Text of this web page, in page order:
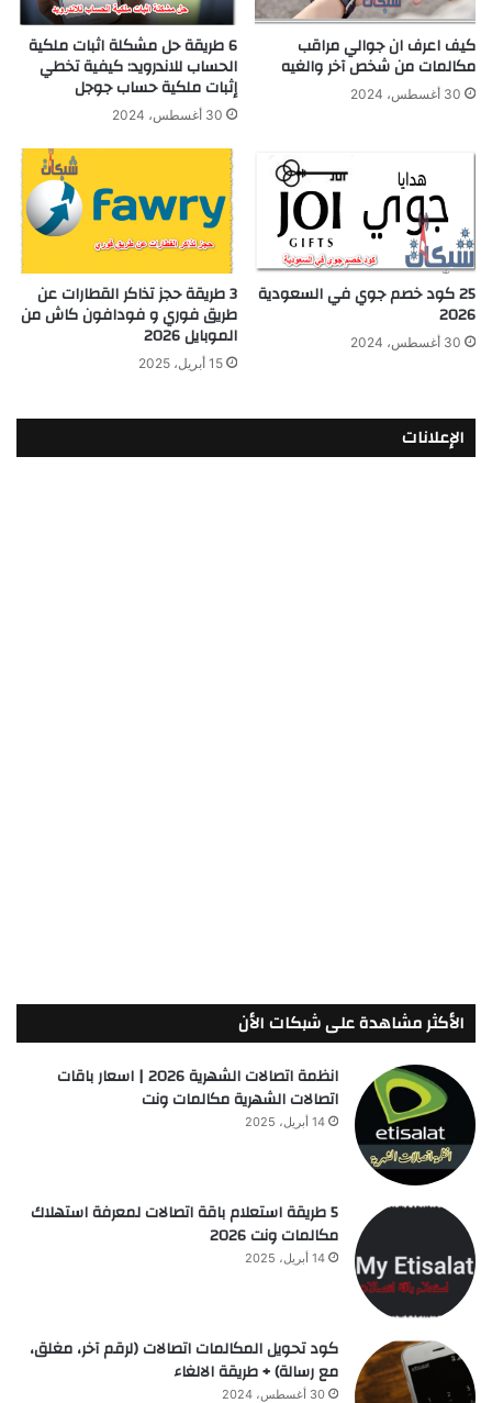
كيف اعرف ان جوالي مراقب
مكالمات من شخص آخر والغيه
30 أغسطس، 2024
6 طريقة حل مشكلة اثبات ملكية
الحساب للاندرويد: كيفية تخطي
إثبات ملكية حساب جوجل
30 أغسطس، 2024
25 كود خصم جوي في السعودية
2026
30 أغسطس، 2024
3 طريقة حجز تذاكر القطارات عن
طريق فوري و فودافون كاش من
الموبايل 2026
15 أبريل، 2025
الإعلانات
الأكثر مشاهدة على شبكات الأن
انظمة اتصالات الشهرية 2026 | اسعار باقات
اتصالات الشهرية مكالمات ونت
14 أبريل، 2025
5 طريقة استعلام باقة اتصالات لمعرفة استهلاك
مكالمات ونت 2026
14 أبريل، 2025
كود تحويل المكالمات اتصالات (لرقم آخر، مغلق،
مع رسالة) + طريقة الالغاء
30 أغسطس، 2024